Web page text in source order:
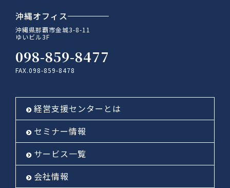
沖縄オフィス
沖縄県那覇市金城3-8-11
ゆいビル3F
098-859-8477
FAX.098-859-8478
経営支援センターとは
セミナー情報
サービス一覧
会社情報